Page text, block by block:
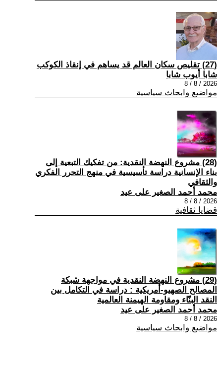
(27) تقليص سكان العالم قد يساهم في إنقاذ الكوكب
شابا أيوب شابا
2026 / 8 / 8
مواضيع وابحاث سياسية
(28) مشروع النهضة النقدية: من تفكيك التبعية إلى
بناء الإنسانية دراسة تأسيسية في منهج التحرر الفكري
والثقافي
محمد أحمد الصغير على عيد
2026 / 8 / 8
قضايا ثقافية
(29) مشروع النهضة النقدية في مواجهة شبكة
المصالح الصهيو-أمريكية : دراسة في التكامل بين
النقد البنّاء ومقاومة الهيمنة العالمية
محمد أحمد الصغير على عيد
2026 / 8 / 8
مواضيع وابحاث سياسية